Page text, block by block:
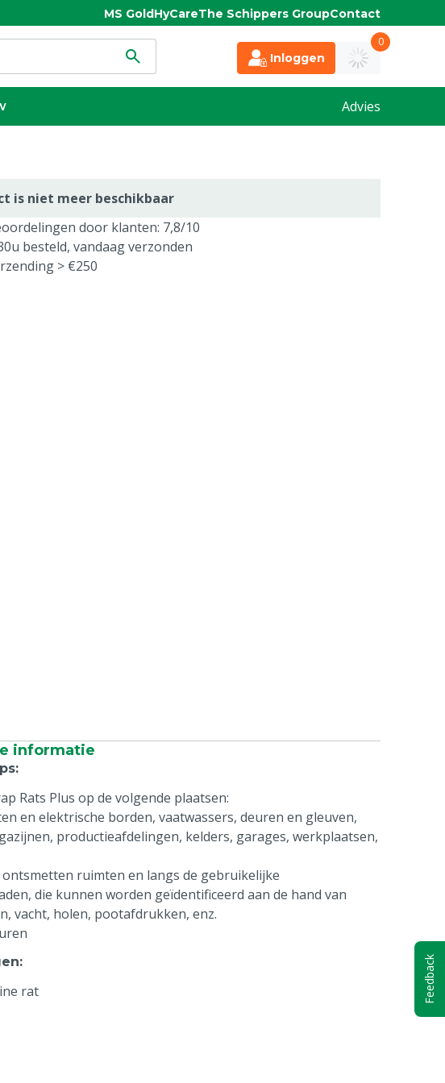
MS GoldHyCareThe Schippers GroupContact
Inloggen
0
Advies
is niet meer beschikbaar
door klanten: 7,8/10
besteld, vandaag verzonden
> €250
informatie
:
Rats Plus op de volgende plaatsen:
en elektrische borden, vaatwassers, deuren en gleuven,
productieafdelingen, kelders, garages, werkplaatsen,
ontsmetten ruimten en langs de gebruikelijke
die kunnen worden geïdentificeerd aan de hand van
vacht, holen, pootafdrukken, enz.
:
rat Feedback